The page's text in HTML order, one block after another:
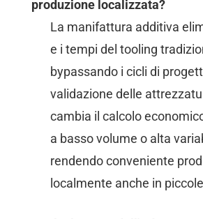
produzione localizzata?
La manifattura additiva
e i tempi del tooling
bypassando i cicli di
validazione delle
cambia il calcolo
a basso volume o alta
rendendo conveniente
localmente anche in